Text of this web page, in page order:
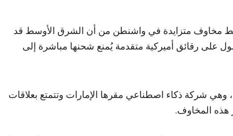
مخاوف متزايدة في واشنطن من أن الشرق الأوسط قد
على رقائق أميركية متقدمة يُمنع شحنها مباشرة إلى
شركة (جي42)، وهي شركة ذكاء اصطناعي مقرها الإمارات وتتمتع بعلاقات
هذه المخاوف.